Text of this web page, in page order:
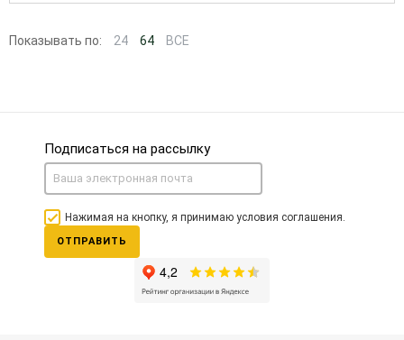
Показывать по: 24 64 ВСЕ
Подписаться на рассылку
Нажимая на кнопку, я принимаю условия соглашения.
ОТПРАВИТЬ